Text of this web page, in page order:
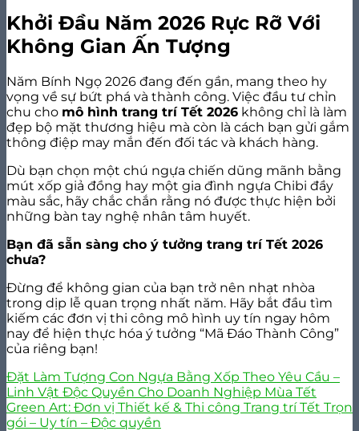
Khởi Đầu Năm 2026 Rực Rỡ Với
Không Gian Ấn Tượng
Năm Bính Ngọ 2026 đang đến gần, mang theo hy
vọng về sự bứt phá và thành công. Việc đầu tư chỉn
chu cho mô hình trang trí Tết 2026 không chỉ là làm
đẹp bộ mặt thương hiệu mà còn là cách bạn gửi gắm
thông điệp may mắn đến đối tác và khách hàng.
Dù bạn chọn một chú ngựa chiến dũng mãnh bằng
mút xốp giả đồng hay một gia đình ngựa Chibi đầy
màu sắc, hãy chắc chắn rằng nó được thực hiện bởi
những bàn tay nghệ nhân tâm huyết.
Bạn đã sẵn sàng cho ý tưởng trang trí Tết 2026
chưa?
Đừng để không gian của bạn trở nên nhạt nhòa
trong dịp lễ quan trọng nhất năm. Hãy bắt đầu tìm
kiếm các đơn vị thi công mô hình uy tín ngay hôm
nay để hiện thực hóa ý tưởng “Mã Đáo Thành Công”
của riêng bạn!
Đặt Làm Tượng Con Ngựa Bằng Xốp Theo Yêu Cầu –
Linh Vật Độc Quyền Cho Doanh Nghiệp Mùa Tết
Green Art: Đơn vị Thiết kế & Thi công Trang trí Tết Trọn
gói – Uy tín – Độc quyền